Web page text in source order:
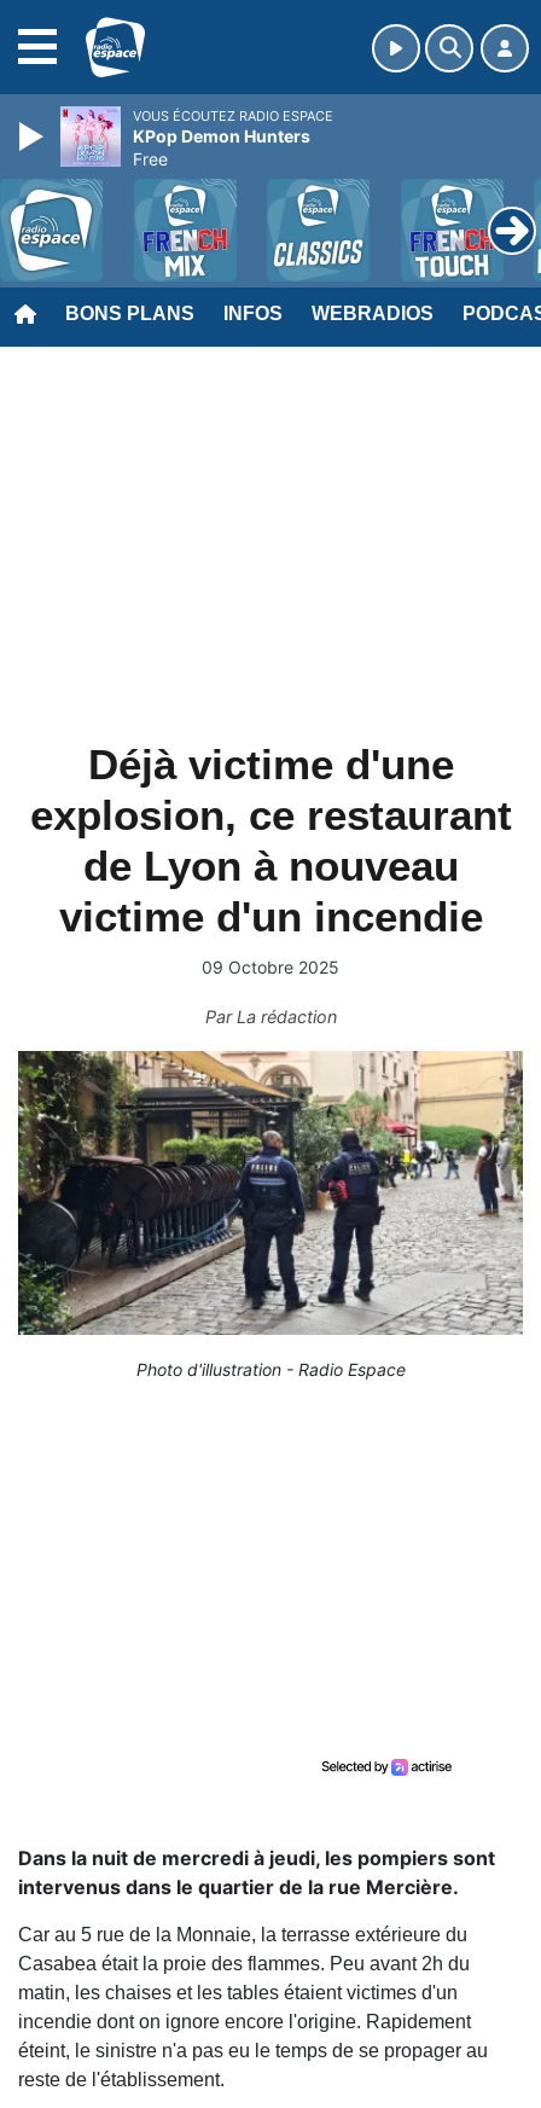
BONS PLANS INFOS WEBRADIOS
Déjà victime d'une
explosion, ce restaurant
de Lyon à nouveau
victime d'un incendie
09 Octobre 2025
ParLa rédaction
Photo d'illustration - Radio Espace
Dans la nuit de mercredi à jeudi, les pompiers sont
intervenus dans le quartier de la rue Mercière.
Car au 5 rue de la Monnaie, la terrasse extérieure du
Casabea était la proie des flammes. Peu avant 2h du
matin, les chaises et les tables étaient victimes d'un
incendie dont on ignore encore l'origine. Rapidement
éteint, le sinistre n'a pas eu le temps de se propager au
reste de l'établissement.
VOUS ÉCOUTEZ RADIO ESPACE
KPop Demon Hunters
Free